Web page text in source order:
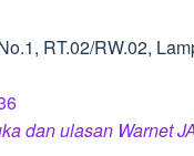
RT.02/RW.02,
dan ulasan Warnet